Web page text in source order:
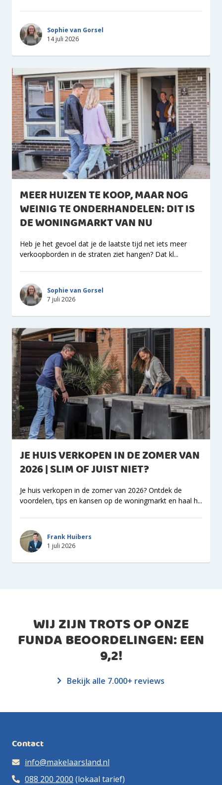
Sophie van Gorsel
14 juli 2026
MEER HUIZEN TE KOOP, MAAR NOG
WEINIG TE ONDERHANDELEN: DIT IS
DE WONINGMARKT VAN NU
Heb je het gevoel dat je de laatste tijd net iets meer
verkoopborden in de straten ziet hangen? Dat kl...
Sophie van Gorsel
7 juli 2026
JE HUIS VERKOPEN IN DE ZOMER VAN
2026 | SLIM OF JUIST NIET?
Je huis verkopen in de zomer van 2026? Ontdek de
voordelen, tips en kansen op de woningmarkt en haal h...
Frank Huibers
1 juli 2026
WIJ ZIJN TROTS OP ONZE
FUNDA BEOORDELINGEN: EEN
9,2!
Bekijk alle 7.000+ reviews
Contact
info@makelaarsland.nl
088 200 2000 (lokaal tarief)